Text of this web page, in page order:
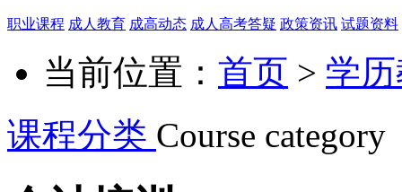
职业课程 成人教育 成高动态 成人高考答疑 政策资讯 试题资料
当前位置： 首页 > 学
课程分类 Course category